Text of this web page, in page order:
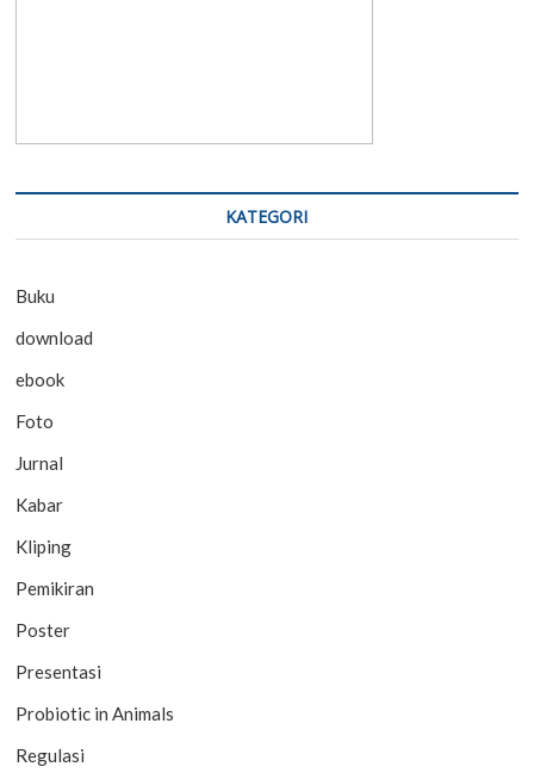
KATEGORI
Buku
download
ebook
Foto
Jurnal
Kabar
Kliping
Pemikiran
Poster
Presentasi
Probiotic in Animals
Regulasi